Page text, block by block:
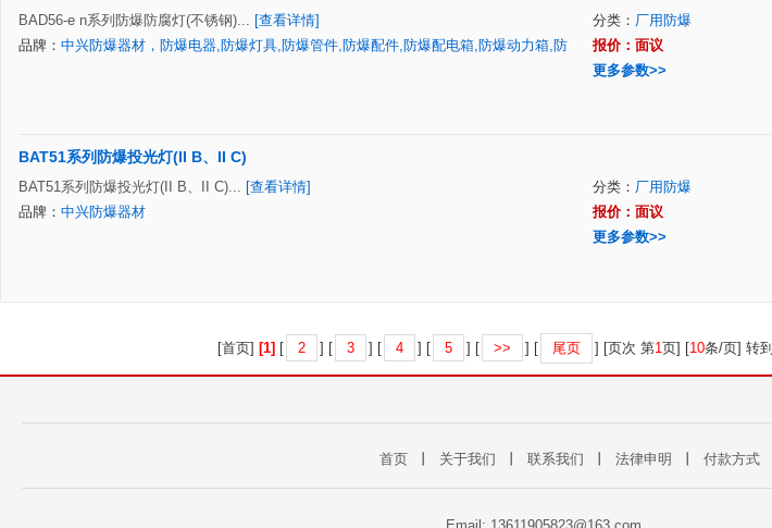
BAD56-e n系列防爆防腐灯(不锈钢)...
[查看详情]
品牌： 中兴防爆器材，防爆电器,防爆灯具,防爆管件,防爆配件,防爆配电箱,防爆动力箱,防
分类： 厂用防爆
报价：面议
更多参数>>
BAT51系列防爆投光灯(II B、II C)
BAT51系列防爆投光灯(II B、II C)... [查看详情]
品牌： 中兴防爆器材
分类： 厂用防爆
报价：面议
更多参数>>
[首页] [1] [ 2 ] [ 3 ] [ 4 ] [ 5 ] [ >> ] [ 尾页 ] [页次 第1页] [10条/页] 转到
首页 关于我们 联系我们 法律申明 付款方式